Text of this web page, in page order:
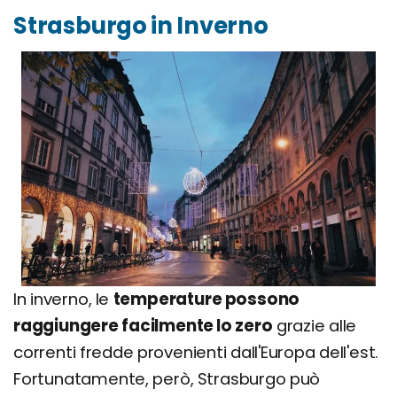
Strasburgo in Inverno
In inverno, le temperature possono
raggiungere facilmente lo zero grazie alle
correnti fredde provenienti dall'Europa dell'est.
Fortunatamente, però, Strasburgo può